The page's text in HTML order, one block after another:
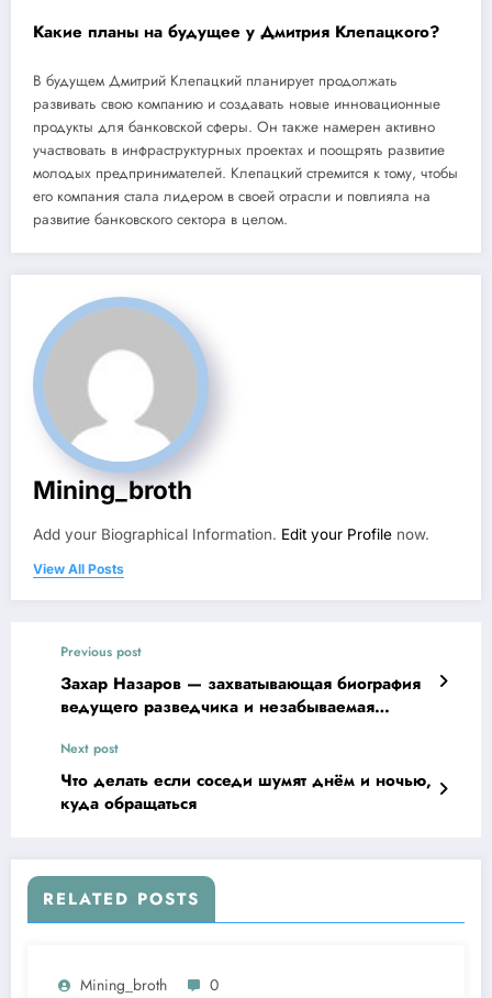
Какие планы на будущее у Дмитрия Клепацкого?
В будущем Дмитрий Клепацкий планирует продолжать
развивать свою компанию и создавать новые инновационные
продукты для банковской сферы. Он также намерен активно
участвовать в инфраструктурных проектах и поощрять развитие
молодых предпринимателей. Клепацкий стремится к тому, чтобы
его компания стала лидером в своей отрасли и повлияла на
развитие банковского сектора в целом.
Mining_broth
Add your Biographical Information. Edit your Profile now.
View All Posts
Previous post
Захар Назаров — захватывающая биография
ведущего разведчика и незабываемая
Next post
Что делать если соседи шумят днём и ночью,
куда обращаться
RELATED POSTS
Mining_broth 0